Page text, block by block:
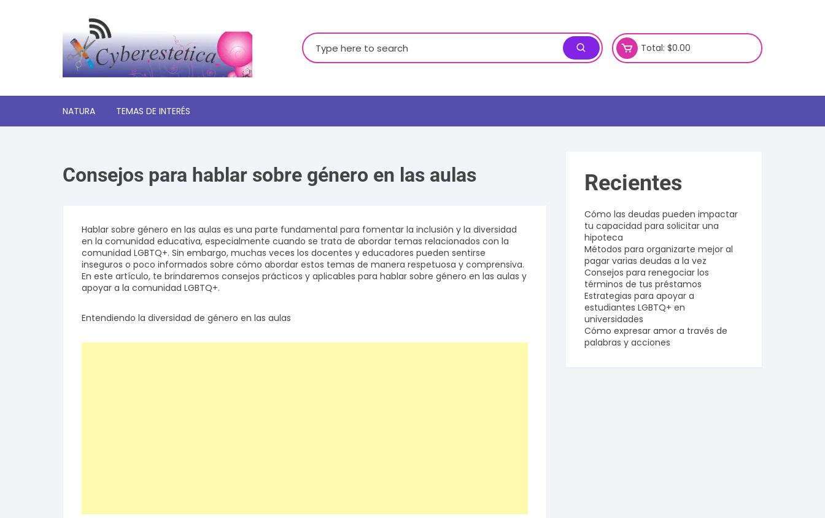
Buscar:
Total: $0.00
NATURA TEMAS DE INTERÉS
Autoayuda y desarrollo
personal
Tecnologia
Estética
Consejos para hablar sobre género en las aulas
Hablar sobre género en las aulas es una parte fundamental para fomentar la inclusión y la diversidad
en la comunidad educativa, especialmente cuando se trata de abordar temas relacionados con la
comunidad LGBTQ+. Sin embargo, muchas veces los docentes y educadores pueden sentirse
inseguros o poco informados sobre cómo abordar estos temas de manera respetuosa y comprensiva.
En este artículo, te brindaremos consejos prácticos y aplicables para hablar sobre género en las aulas y
apoyar a la comunidad LGBTQ+.
Entendiendo la diversidad de género en las aulas
Recientes
Cómo las deudas pueden impactar
tu capacidad para solicitar una
hipoteca
Métodos para organizarte mejor al
pagar varias deudas a la vez
Consejos para renegociar los
términos de tus préstamos
Estrategias para apoyar a
estudiantes LGBTQ+ en
universidades
Cómo expresar amor a través de
palabras y acciones